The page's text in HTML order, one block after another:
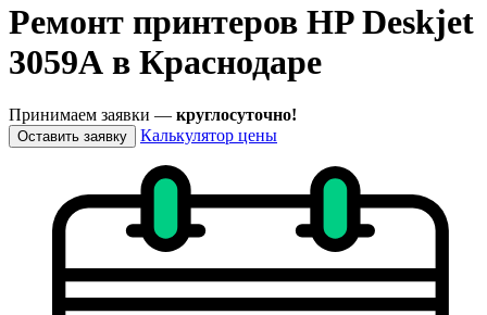
Ремонт принтеров HP Deskjet
3059А в Краснодаре
Принимаем заявки — круглосуточно!
Оставить заявку Калькулятор цены